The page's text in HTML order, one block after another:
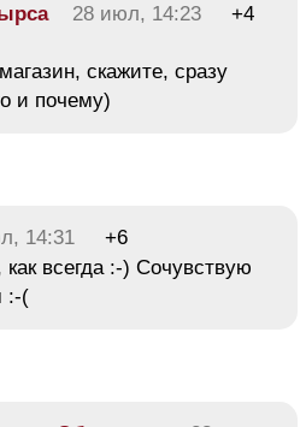
28 июл, 14:23 +4
скажите, сразу
и почему)
14:31
+6
всегда :-) Сочувствую
:-(